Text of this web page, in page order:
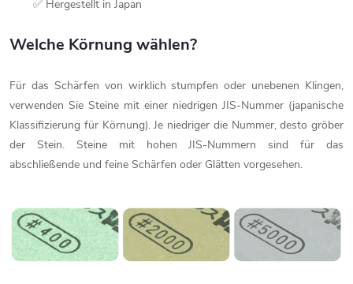
✅ Hergestellt in Japan
Welche Körnung wählen?
Für das Schärfen von wirklich stumpfen oder unebenen Klingen,
verwenden Sie Steine mit einer niedrigen JIS-Nummer (japanische
Klassifizierung für Körnung). Je niedriger die Nummer, desto gröber
der Stein. Steine mit hohen JIS-Nummern sind für das
abschließende und feine Schärfen oder Glätten vorgesehen.